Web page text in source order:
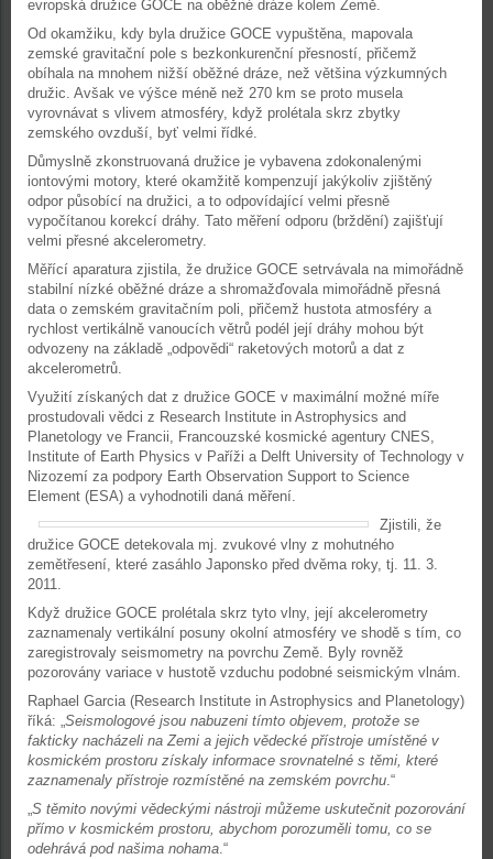
evropská družice GOCE na oběžné dráze kolem Země.
Od okamžiku, kdy byla družice GOCE vypuštěna, mapovala
zemské gravitační pole s bezkonkurenční přesností, přičemž
obíhala na mnohem nižší oběžné dráze, než většina výzkumných
družic. Avšak ve výšce méně než 270 km se proto musela
vyrovnávat s vlivem atmosféry, když prolétala skrz zbytky
zemského ovzduší, byť velmi řídké.
Důmyslně zkonstruovaná družice je vybavena zdokonalenými
iontovými motory, které okamžitě kompenzují jakýkoliv zjištěný
odpor působící na družici, a to odpovídající velmi přesně
vypočítanou korekcí dráhy. Tato měření odporu (brždění) zajišťují
velmi přesné akcelerometry.
Měřící aparatura zjistila, že družice GOCE setrvávala na mimořádně
stabilní nízké oběžné dráze a shromažďovala mimořádně přesná
data o zemském gravitačním poli, přičemž hustota atmosféry a
rychlost vertikálně vanoucích větrů podél její dráhy mohou být
odvozeny na základě „odpovědi“ raketových motorů a dat z
akcelerometrů.
Využití získaných dat z družice GOCE v maximální možné míře
prostudovali vědci z Research Institute in Astrophysics and
Planetology ve Francii, Francouzské kosmické agentury CNES,
Institute of Earth Physics v Paříži a Delft University of Technology v
Nizozemí za podpory Earth Observation Support to Science
Element (ESA) a vyhodnotili daná měření.
Zjistili, že
družice GOCE detekovala mj. zvukové vlny z mohutného
zemětřesení, které zasáhlo Japonsko před dvěma roky, tj. 11. 3.
2011.
Když družice GOCE prolétala skrz tyto vlny, její akcelerometry
zaznamenaly vertikální posuny okolní atmosféry ve shodě s tím, co
zaregistrovaly seismometry na povrchu Země. Byly rovněž
pozorovány variace v hustotě vzduchu podobné seismickým vlnám.
Raphael Garcia (Research Institute in Astrophysics and Planetology)
říká: „Seismologové jsou nabuzeni tímto objevem, protože se
fakticky nacházeli na Zemi a jejich vědecké přístroje umístěné v
kosmickém prostoru získaly informace srovnatelné s těmi, které
zaznamenaly přístroje rozmístěné na zemském povrchu.“
„S těmito novými vědeckými nástroji můžeme uskutečnit pozorování
přímo v kosmickém prostoru, abychom porozuměli tomu, co se
odehrává pod našima nohama.“